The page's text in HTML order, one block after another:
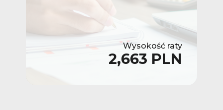
Wysokość raty
2,663 PLN